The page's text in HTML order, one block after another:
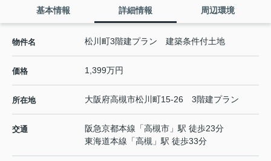
基本情報 詳細情報 周辺環境
物件名 松川町3階建プラン 建築条件付土地
価格 1,399万円
所在地 大阪府高槻市松川町15-26 3階建プラン
交通 阪急京都本線 「高槻市 」駅 徒歩23分
東海道本線 「高槻 」駅 徒歩33分